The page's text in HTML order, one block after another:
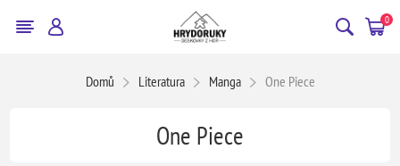
0
Domů Literatura Manga One Piece
One Piece